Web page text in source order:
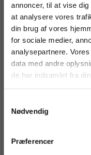
annoncer, til at vise
at analysere vores
din brug af vores
for sociale medier,
analysepartnere.
data med andre
de har indsamlet fra
Nødvendig
Præferencer